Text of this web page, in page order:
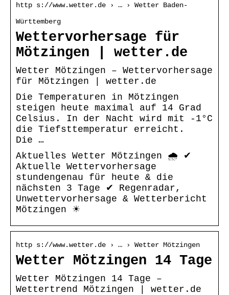
http s://www.wetter.de › … › Wetter Baden-
Württemberg
Wettervorhersage für
Mötzingen | wetter.de
Wetter Mötzingen – Wettervorhersage
für Mötzingen | wetter.de
Die Temperaturen in Mötzingen
steigen heute maximal auf 14 Grad
Celsius. In der Nacht wird mit -1°C
die Tiefsttemperatur erreicht.
Die …
Aktuelles Wetter Mötzingen 🌧️ ✔
Aktuelle Wettervorhersage
stundengenau für heute & die
nächsten 3 Tage ✔ Regenradar,
Unwettervorhersage & Wetterbericht
Mötzingen ☀
http s://www.wetter.de › … › Wetter Mötzingen
Wetter Mötzingen 14 Tage
Wetter Mötzingen 14 Tage –
Wettertrend Mötzingen | wetter.de